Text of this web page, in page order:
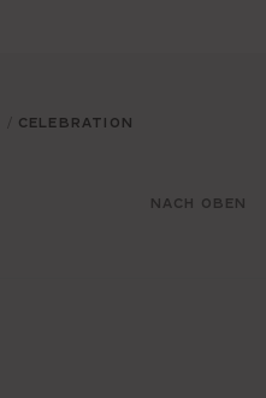
CELEBRATION
NACH OBEN